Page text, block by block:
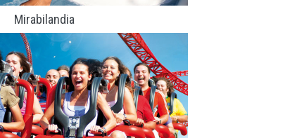
Mirabilandia